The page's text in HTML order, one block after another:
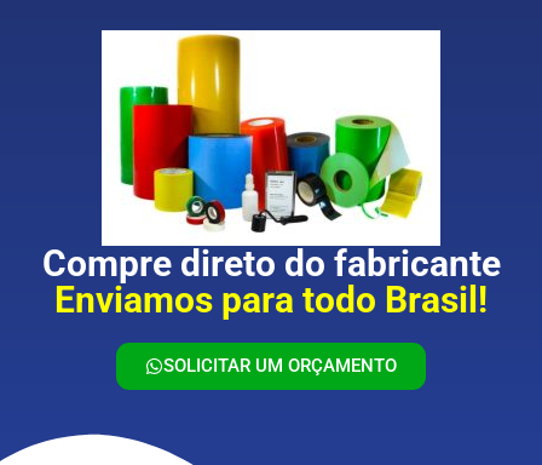
Compre direto do fabricante
Enviamos para todo Brasil!
SOLICITAR UM ORÇAMENTO